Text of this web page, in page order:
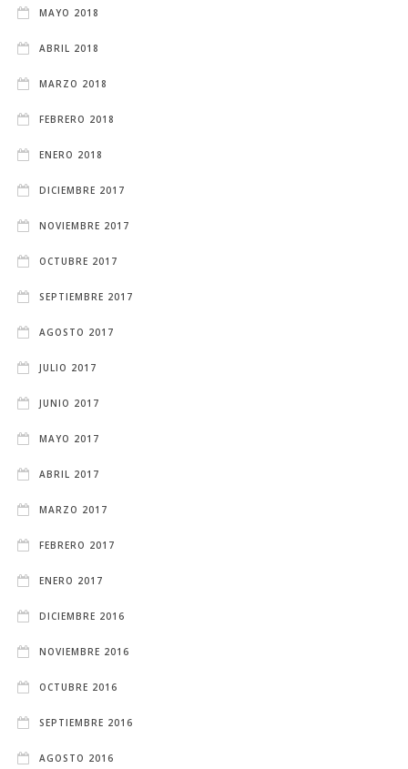
MAYO 2018
ABRIL 2018
MARZO 2018
FEBRERO 2018
ENERO 2018
DICIEMBRE 2017
NOVIEMBRE 2017
OCTUBRE 2017
SEPTIEMBRE 2017
AGOSTO 2017
JULIO 2017
JUNIO 2017
MAYO 2017
ABRIL 2017
MARZO 2017
FEBRERO 2017
ENERO 2017
DICIEMBRE 2016
NOVIEMBRE 2016
OCTUBRE 2016
SEPTIEMBRE 2016
AGOSTO 2016